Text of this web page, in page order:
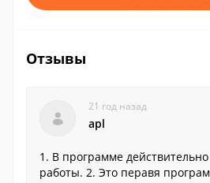
Отзывы
21 год назад
apl
1. В программе
работы. 2. Это перавя